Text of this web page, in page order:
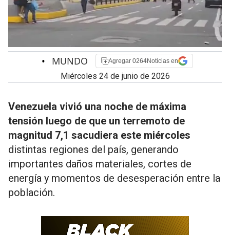
• MUNDO Agregar 0264Noticias en
miércoles 24 de junio de 2026
Venezuela vivió una noche de máxima
tensión luego de que un terremoto de
magnitud 7,1 sacudiera este miércoles
distintas regiones del país, generando
importantes daños materiales, cortes de
energía y momentos de desesperación entre la
población.